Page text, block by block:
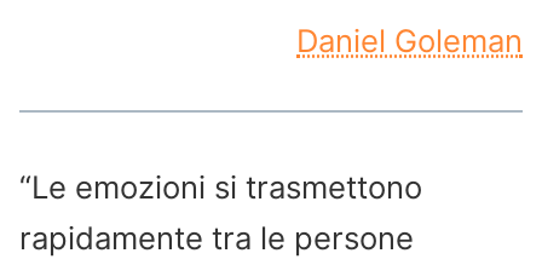
Daniel Goleman
“Le emozioni si trasmettono
rapidamente tra le persone